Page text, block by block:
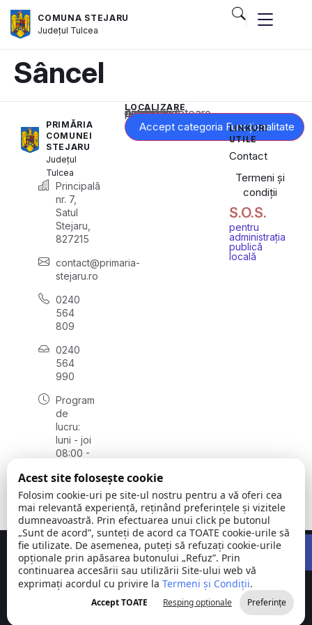
COMUNA STEJARU
Județul Tulcea
Sâncel
PRIMĂRIA
COMUNEI
STEJARU
Județul
Tulcea
Principală
nr. 7,
Satul
Stejaru,
827215
contact@primaria-
stejaru.ro
0240
564
809
0240
564
990
Program
de
lucru:
luni - joi
08:00 -
vineri
08:00 -
14:00
LOCALIZARE
Acest conținut este blocat până când acceptați categoria corespunzătoare de cookie-uri.
Accept categoria Funcționalitate
LINKURI
UTILE
Contact
Termeni și
condiții
S.O.S.
pentru
administrația
publică
locală
Comuna
Stejaru |
județul Tulcea
©
2026
Toate
drepturile
rezervate
Concept realizat deBig Media Relații Publice SRL
Acest site folosește cookie
Folosim cookie-uri pe site-ul nostru pentru a vă oferi cea
mai relevantă experiență, reținând preferințele și vizitele
dumneavoastră. Prin efectuarea unui click pe butonul
„Sunt de acord”, sunteți de acord ca TOATE cookie-urile să
fie utilizate. De asemenea, puteți să refuzați cookie-urile
opționale prin apăsarea butonului „Refuz”. Prin
continuarea accesării sau utilizării Site-ului web vă
exprimați acordul cu privire la Termeni și Condiții.
Accept TOATE Resping opționale Preferințe